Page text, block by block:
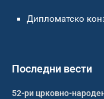
Дипломатско
Последни вести
52-ри црковно-